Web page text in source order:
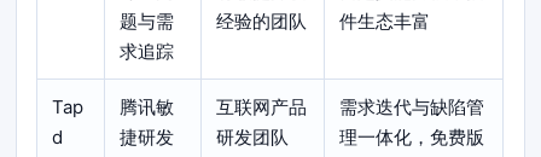
题与需
求追踪
经验的团队
件生态丰富
Tap
d
腾讯敏
捷研发
互联网产品
研发团队
需求迭代与缺陷管
理一体化，免费版